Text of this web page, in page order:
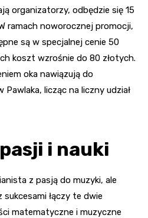
organizatorzy, odbędzie się 15
ramach noworocznej promocji,
są w specjalnej cenie 50
koszt wzrośnie do 80 złotych.
oka nawiązują do
licząc na liczny udział
i nauki
z pasją do muzyki, ale
łączy te dwie
matematyczne i muzyczne